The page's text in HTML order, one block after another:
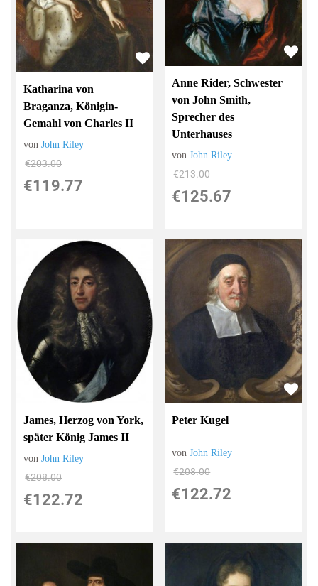
Katharina von
Braganza, Königin-
Gemahl von Charles II
vonJohn Riley
€203.00
€119.77
Anne Rider, Schwester
von John Smith,
Sprecher des
Unterhauses
vonJohn Riley
€213.00
€125.67
James, Herzog von York,
später König James II
vonJohn Riley
€208.00
€122.72
Peter Kugel
vonJohn Riley
€208.00
€122.72